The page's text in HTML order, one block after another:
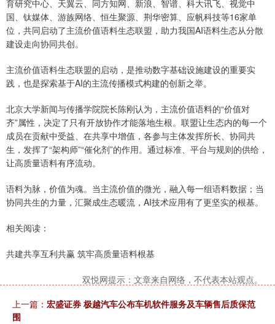
育研究中心、天翼云、同方知网、新浪、智谱、科大讯飞、视觉中
国、钛媒体、游族网络、恒生聚源、荆华密算、应帆科技等16家单
位，共同启动了主流价值语料生态联盟，助力我国AI语料生态从分散
建设走向协同共创。
主流价值语料生态联盟的启动，是推动数字基础设施建设的重要实
践，也是探索基于AI的主流传播模式构建的创新之举。
北京大学新闻与传播学院院长陈刚认为，主流价值语料的“价值对
齐”属性，决定了只有开放协作才能落地生根。联盟让生态内的每一个
成员在贡献中受益、在共享中增值，各参与主体发挥所长、协同共
生，发挥了“架构师”“催化剂”的作用。通过标准、平台与规则的供给，
让高质量语料有序流动。
语料为脉，价值为魂。当主流价值的微光，融入每一组语料数据；当
协同共生的力量，汇聚成生态暖流，AI技术应用有了更坚实的根基。
相关阅读：
共建共享互利共赢 筑牢高质量语料根基
双悦网提示：文章来自网络，不代表本站观点。
上一篇： 宏盛证券 极越汽车公布车机软件服务及车辆售后质保范
围